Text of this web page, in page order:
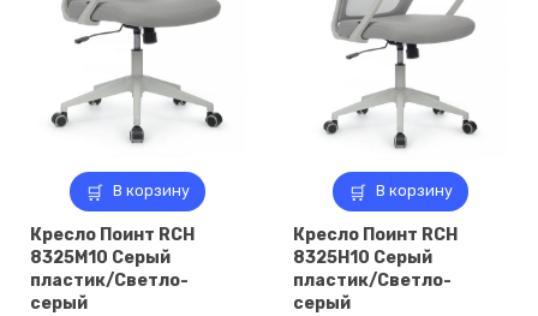
В корзину
Кресло Поинт RCH
8325M10 Серый
пластик/Светло-
серый
В корзину
Кресло Поинт RCH
8325H10 Серый
пластик/Светло-
серый